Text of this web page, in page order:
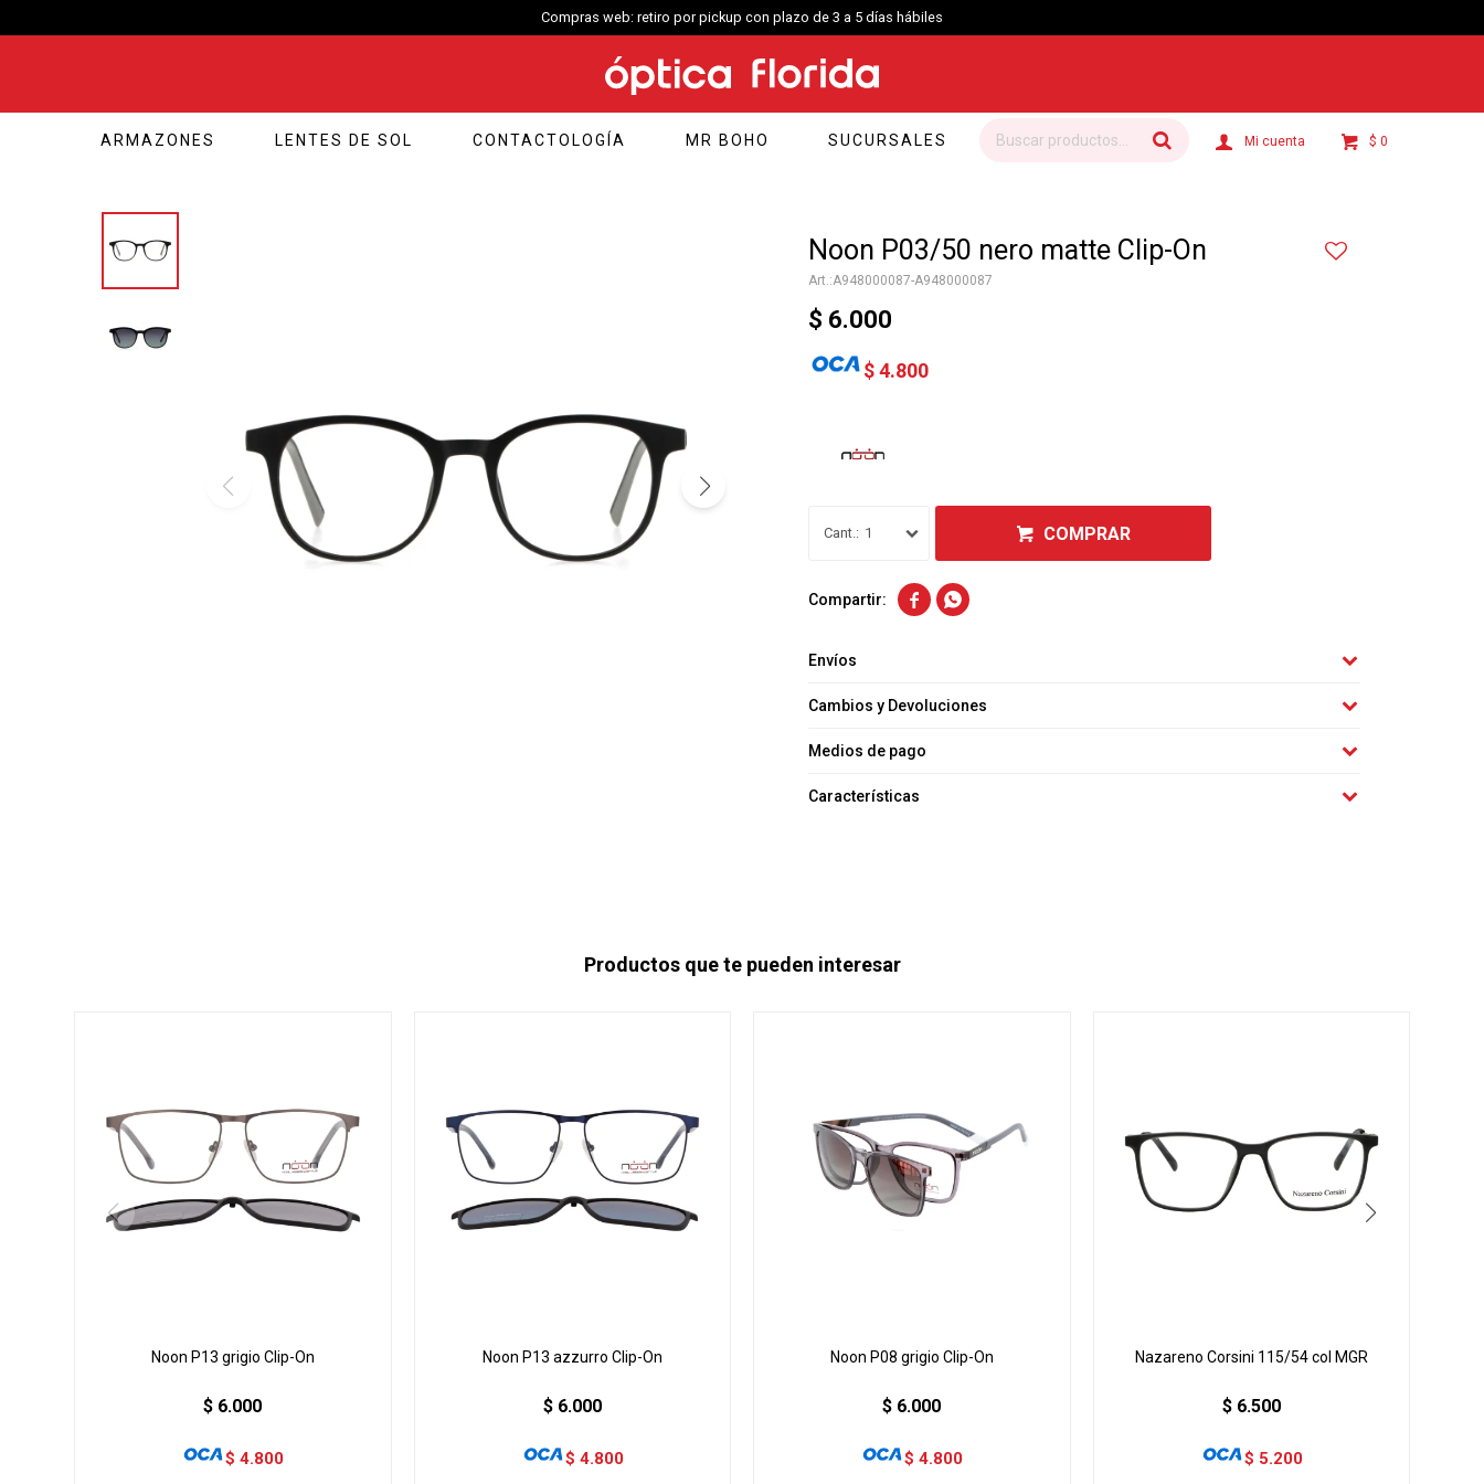
Compras web: retiro por pickup con plazo de 3 a 5 días hábiles
ARMAZONES LENTES DE SOL CONTACTOLOGÍA MR BOHO SUCURSALES $ 0
Noon P03/50 nero matte Clip-On
A948000087-A948000087
$ 6.000
$4.800
1 COMPRAR
 
Envíos
Cambios y Devoluciones
Medios de pago
Características
Productos que te pueden interesar
Noon P13 grigio Clip-On
$ 6.000
$ 4.800
Noon P13 azzurro Clip-On
$ 6.000
$ 4.800
Noon P08 grigio Clip-On
$ 6.000
$ 4.800
Nazareno Corsini 115/54 col MGR
$ 6.500
$ 5.200